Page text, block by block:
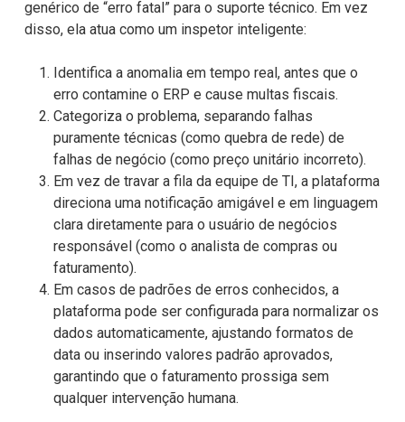
genérico de “erro fatal” para o suporte técnico. Em vez
disso, ela atua como um inspetor inteligente:
Identifica a anomalia em tempo real, antes que o
erro contamine o ERP e cause multas fiscais.
Categoriza o problema, separando falhas
puramente técnicas (como quebra de rede) de
falhas de negócio (como preço unitário incorreto).
Em vez de travar a fila da equipe de TI, a plataforma
direciona uma notificação amigável e em linguagem
clara diretamente para o usuário de negócios
responsável (como o analista de compras ou
faturamento).
Em casos de padrões de erros conhecidos, a
plataforma pode ser configurada para normalizar os
dados automaticamente, ajustando formatos de
data ou inserindo valores padrão aprovados,
garantindo que o faturamento prossiga sem
qualquer intervenção humana.